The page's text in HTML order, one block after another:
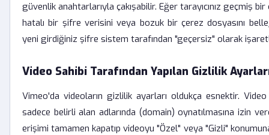
güvenlik anahtarlarıyla çakışabilir. Eğer tarayıcınız geçmiş
hatalı bir şifre verisini veya bozuk bir çerez dosyasını
yeni girdiğiniz şifre sistem tarafından "geçersiz" olarak
Video Sahibi Tarafından Yapılan Gizlilik
Vimeo'da videoların gizlilik ayarları oldukça esnektir.
sadece belirli alan adlarında (domain) oynatılmasına izin
erişimi tamamen kapatıp videoyu "Özel" veya "Gizli"